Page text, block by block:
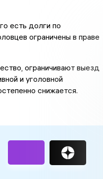
есть долги по
ограничены в праве
ограничивают выезд
и уголовной
снижается.